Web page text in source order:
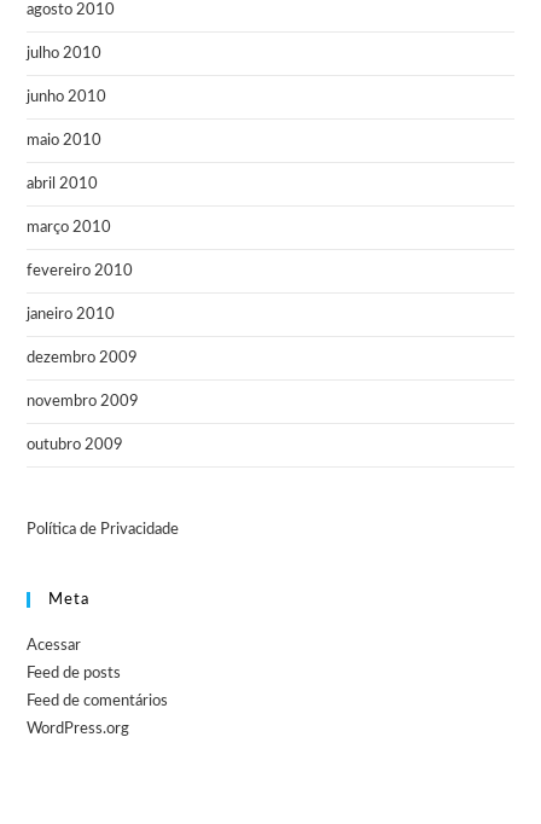
agosto 2010
julho 2010
junho 2010
maio 2010
abril 2010
março 2010
fevereiro 2010
janeiro 2010
dezembro 2009
novembro 2009
outubro 2009
Política de Privacidade
Meta
Acessar
Feed de posts
Feed de comentários
WordPress.org